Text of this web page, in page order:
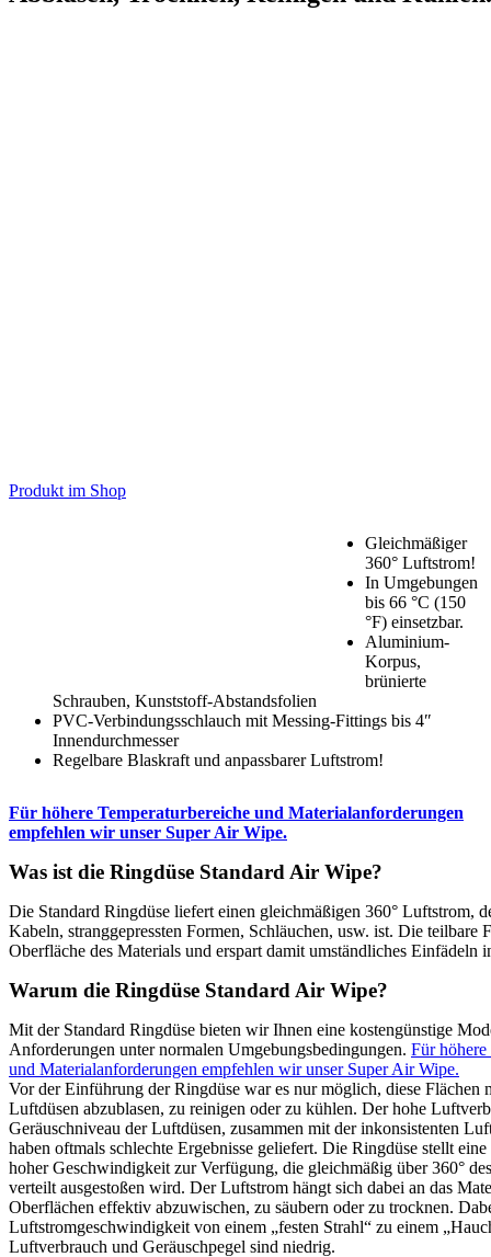
Produkt im Shop
Gleichmäßiger
360° Luftstrom!
In Umgebungen
bis 66 °C (150
°F) einsetzbar.
Aluminium-
Korpus,
brünierte
Schrauben, Kunststoff-Abstandsfolien
PVC-Verbindungsschlauch mit Messing-Fittings bis 4″
Innendurchmesser
Regelbare Blaskraft und anpassbarer Luftstrom!
Für höhere Temperaturbereiche und Materialanforderungen
empfehlen wir unser Super Air Wipe.
Was ist die Ringdüse Standard Air Wipe?
Die Standard Ringdüse liefert einen gleichmäßigen 360° Luftstrom,
Kabeln, stranggepressten Formen, Schläuchen, usw. ist. Die
Oberfläche des Materials und erspart damit umständliches Einfädeln
Warum die Ringdüse Standard Air Wipe?
Mit der Standard Ringdüse bieten wir Ihnen eine kostengünstige
Anforderungen unter normalen Umgebungsbedingungen. Für höhere
und Materialanforderungen empfehlen wir unser Super Air Wipe.
Vor der Einführung der Ringdüse war es nur möglich, diese Flächen
Luftdüsen abzublasen, zu reinigen oder zu kühlen. Der hohe
Geräuschniveau der Luftdüsen, zusammen mit der inkonsistenten
haben oftmals schlechte Ergebnisse geliefert. Die Ringdüse stellt
hoher Geschwindigkeit zur Verfügung, die gleichmäßig über 360°
verteilt ausgestoßen wird. Der Luftstrom hängt sich dabei an das
Oberflächen effektiv abzuwischen, zu säubern oder zu trocknen.
Luftstromgeschwindigkeit von einem „festen Strahl“ zu einem
Luftverbrauch und Geräuschpegel sind niedrig.